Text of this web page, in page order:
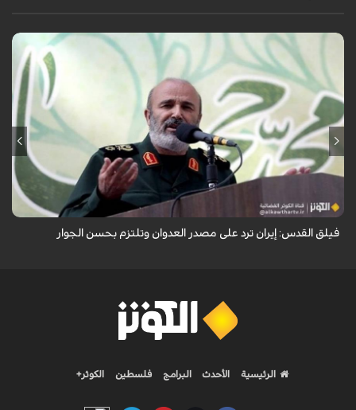
أكد نائب قائد فيلق القدس في الحرس الثوري العميد محمد رضا فلاح زاده أن
إيران ترد على مصدر العدوان وتلتزم بحسن الجوار.
فيلق القدس: إيران ترد على مصدر العدوان وتلتزم بحسن الجوار
الرئيسية الأحدث البرامج فلسطين الكوثر+